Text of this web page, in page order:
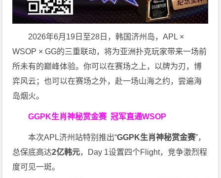
2026年6月19日至28日，韩国济州岛，APL ×
WSOP × GG的三重联动，将为亚洲扑克玩家带来一场前
所未有的巅峰体验。你可以在赛场之上，以牌为刃，博
弈风云；也可以在赛场之外，赴一场山海之约，尝遍海
岛烟火。
GGPK生肖神秘赏金赛冠军直通WSOP
本次APL济州站特别推出“GGPK生肖神秘赏金赛”，
总保底高达2亿韩元，Day 1设置四个Flight，竞争激烈程
度可见一斑。